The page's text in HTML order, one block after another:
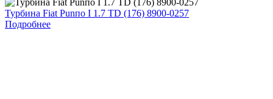
Турбина Fiat Punпо I 1.7 TD (176) 8900-0257
Подробнее